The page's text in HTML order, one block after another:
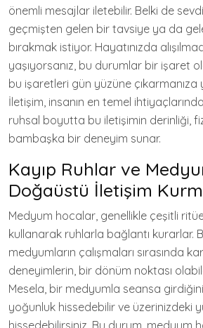
önemli mesajlar iletebilir. Belki de
geçmişten gelen bir tavsiye ya da
bırakmak istiyor. Hayatınızda
yaşıyorsanız, bu durumlar bir işaret
bu işaretleri gün yüzüne çıkarmanıza
İletişim, insanın en temel
ruhsal boyutta bu iletişimin derinliği,
bambaşka bir deneyim sunar.
Kayıp Ruhlar ve
Doğaüstü İletişim
Medyum hocalar, genellikle çeşitli
kullanarak ruhlarla bağlantı kurarlar.
medyumların çalışmaları sırasında
deneyimlerin, bir dönüm noktası
Mesela, bir medyumla seansa
yoğunluk hissedebilir ve üzerinizdeki
hissedebilirsiniz. Bu durum, medyum